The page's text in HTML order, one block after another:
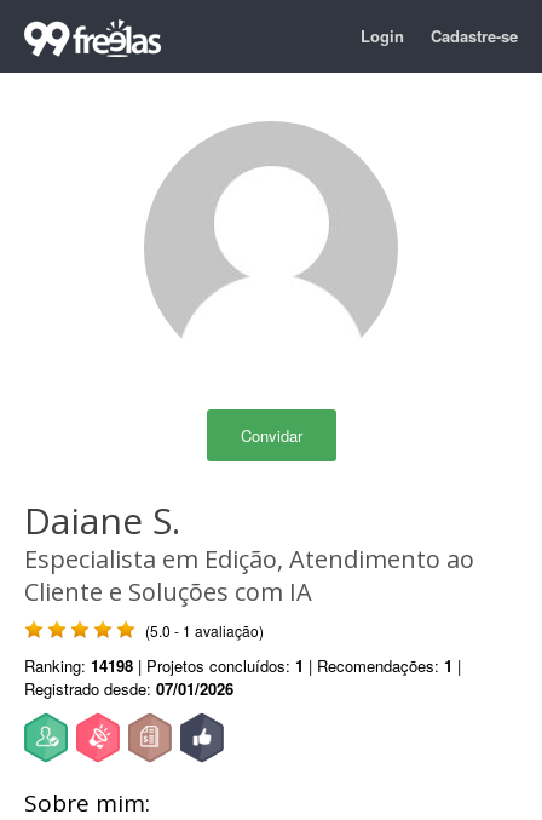
Login Cadastre-se
Convidar
Daiane S.
Especialista em Edição, Atendimento ao
Cliente e Soluções com IA
(5.0 - 1 avaliação)
Ranking: 14198 | Projetos concluídos: 1 | Recomendações: 1 |
Registrado desde: 07/01/2026
Sobre mim: